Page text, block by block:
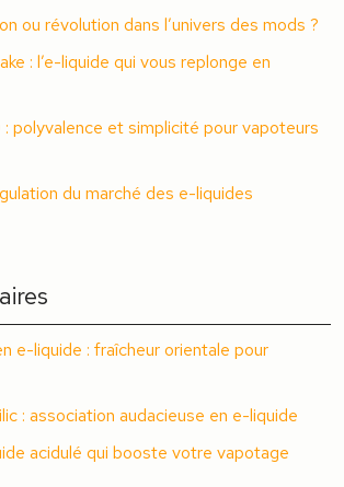
ou révolution dans l’univers des mods ?
: l’e-liquide qui vous replonge en
polyvalence et simplicité pour vapoteurs
du marché des e-liquides
e-liquide : fraîcheur orientale pour
: association audacieuse en e-liquide
acidulé qui booste votre vapotage